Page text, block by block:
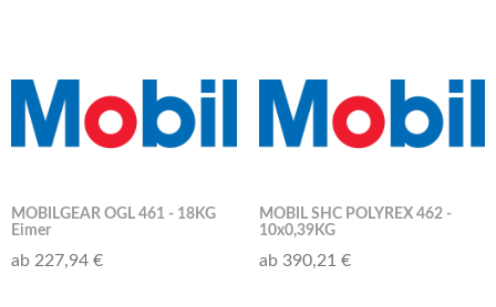
MOBILGEAR OGL 461 - 18KG
Eimer
ab 227,94 €
MOBIL SHC POLYREX 462 -
10x0,39KG
ab 390,21 €